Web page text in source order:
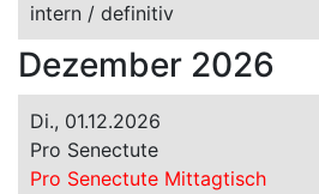
intern / definitiv
Dezember 2026
Di., 01.12.2026
Pro Senectute
Pro Senectute Mittagtisch